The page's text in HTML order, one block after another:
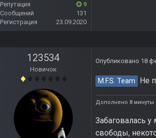
Репутация
9
Сообщений
131
Регистрация
23.09.2020
123534
Новичок
Опубликовано 18
M.F.S. Team Не
Дополнено 8 минуты
Забаговалась
свободы,